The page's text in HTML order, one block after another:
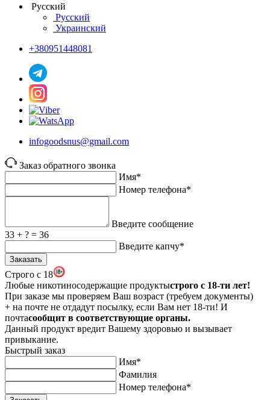
Русский
Русский
Украинский
+380951448081
infogoodsnus@gmail.com
Заказ обратного звонка
Имя*
Номер телефона*
Введите сообщение
33 + ? = 36
Введите капчу*
Заказать
Строго с 18
Любые никотиносодержащие продуктыстрого c 18-ти лет!
При заказе мы проверяем Ваш возраст (требуем документы)
+ на почте не отдадут посылку, если Вам нет 18-ти! И
почтасообщит в соответствующие органы.
Данный продукт вредит Вашему здоровью и вызывает
привыкание.
Быстрый заказ
Имя*
Фамилия
Номер телефона*